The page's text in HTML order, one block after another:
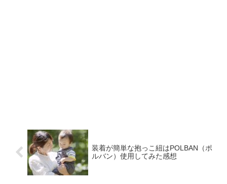
装着が簡単な抱っこ紐はPOLBAN（ポ
ルバン）使用してみた感想